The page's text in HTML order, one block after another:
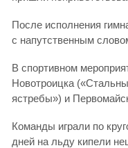
После исполнения
с напутственным
В спортивном
Новотроицка
ястребы») и
Команды играли по
дней на льду кипели